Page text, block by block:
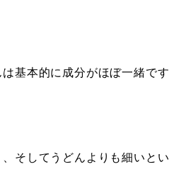
基本的に成分がほぼ一緒で
そしてうどんよりも細いと